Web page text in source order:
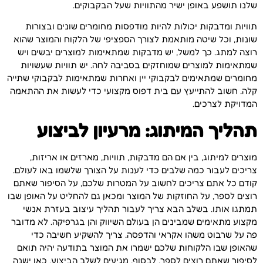
שלנו תושפע באופן ישיר מהתוויות שעל הבקבוקים.
תוויות ומדבקות יכולות להיות מודפסות מחומרים שונים ובצורות
שונות, וכל שיטה מותאמת לצורך הספציפי של הלקוח והמוצר שהוא
רוצה למתג. כך למשל, יש מדבקות שמתאימות למוצרים יבשים ויש
שמתאימות למוצרים שמוחזקים בסביבה לחה. יש תוויות שעשויות
מחומרים שמתאימים לבקבוקי יין ואחרות שמתאימות לבקבוקי שתייה
קלה. חשוב להתייעץ עם בית דפוס מקצועי כדי לעשות את ההתאמה
המדויקת לצרכים.
תהליך המיתוג: מרעיון לביצוע
מוצרים למיתוג, בין אם הם מדבקות, תוויות, מארזים או אריזות,
צריכים לעבור כמה שלבים כדי לענות על הצורך שלשמו באו לעולם.
קודם כל אתם צריכים לחשוב על המטרות שלכם, על הסיפור שאתם
רוצים לספר, על החוזקות של המוצר ומכאן גם להחליט על האופן שבו
תמתגו אותו. בשלב הבא צריך לעבור תהליך עיצוב בעזרת אנשי
מקצוע מתאימים שמבינים הן בעולם השיווק והן בגרפיקה. לא מדובר
פה על שרבוט משהו אקראי והדפסה. צריך להשקיע חשיבה כדי
שהאופן שבו הלקוחות שלכם ישמרו את המוצר בתודעה יהיה תואם
לסיפור שאתם רוצים לספר. לבסוף, מגיעים לשלב הביצוע. כאן ישנה